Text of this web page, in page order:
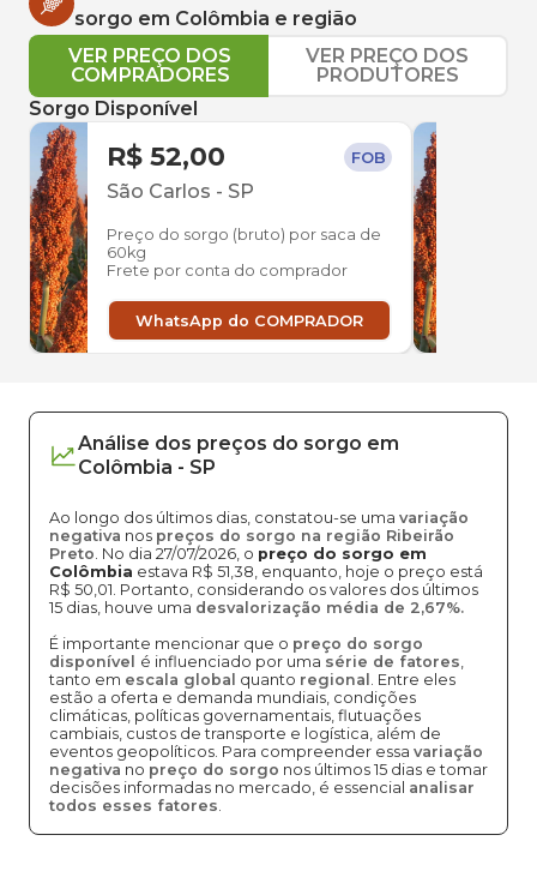
sorgo em Colômbia e região
VER PREÇO DOS
COMPRADORES
VER PREÇO DOS
PRODUTORES
Sorgo Disponível
R$ 52,00 FOB
São Carlos - SP
Preço do sorgo (bruto) por saca de
60kg
Frete por conta do comprador
WhatsApp do COMPRADOR
Análise dos preços do sorgo em
Colômbia - SP
Ao longo dos últimos dias, constatou-se uma variação
negativa nos preços do sorgo na região Ribeirão
Preto. No dia 27/07/2026, o preço do sorgo em
Colômbia estava R$ 51,38, enquanto, hoje o preço está
R$ 50,01. Portanto, considerando os valores dos últimos
15 dias, houve uma desvalorização média de 2,67%.
É importante mencionar que o preço do sorgo
disponível é influenciado por uma série de fatores,
tanto em escala global quanto regional . Entre eles
estão a oferta e demanda mundiais, condições
climáticas, políticas governamentais, flutuações
cambiais, custos de transporte e logística, além de
eventos geopolíticos. Para compreender essa variação
negativa no preço do sorgo nos últimos 15 dias e tomar
decisões informadas no mercado, é essencial analisar
todos esses fatores.